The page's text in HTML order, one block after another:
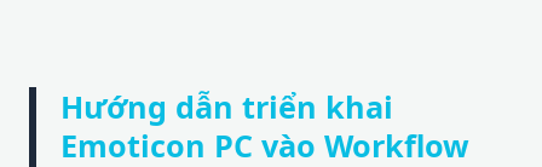
Hướng dẫn triển khai
Emoticon PC vào Workflow